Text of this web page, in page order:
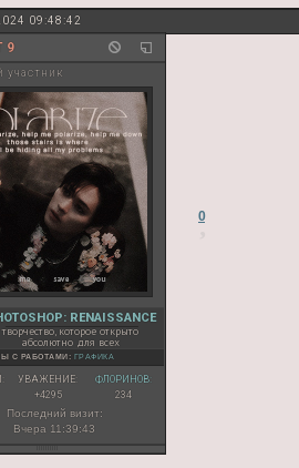
09:48:42
9
участник
RENAISSANCE
творчество, которое открыто
абсолютно для всех
С РАБОТАМИ: ГРАФИКА
УВАЖЕНИЕ:
+4295
ФЛОРИНОВ:
234
Последний визит:
Вчера 11:39:43
0